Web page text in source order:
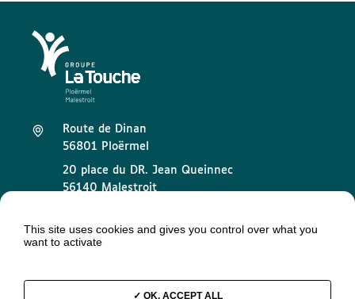
Route de Dinan
56801 Ploërmel
20 place du DR. Jean Queinnec
56140 Malestroit
contact@groupelatouche.fr
This site uses cookies and gives you control over what you
want to activate
OK, ACCEPT ALL